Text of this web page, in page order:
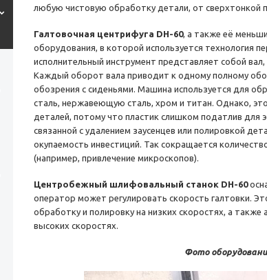
любую чистовую обработку детали, от сверхтонкой
Галтовочная центрифуга DH-60, а также её
оборудования, в которой используется технология
исполнительный инструмент представляет собой
Каждый оборот вала приводит к одному полному
обозрения с сиденьями. Машина используется для
сталь, нержавеющую сталь, хром и титан. Однако,
деталей, потому что пластик слишком податлив для
связанной с удалением заусенцев или полировкой
окупаемость инвестиций. Так сокращается
(например, привлечение микроскопов).
Центробежный шлифовальный станок DH-60
оператор может регулировать скорость галтовки.
обработку и полировку на низких скоростях, а также
высоких скоростях.
Фото